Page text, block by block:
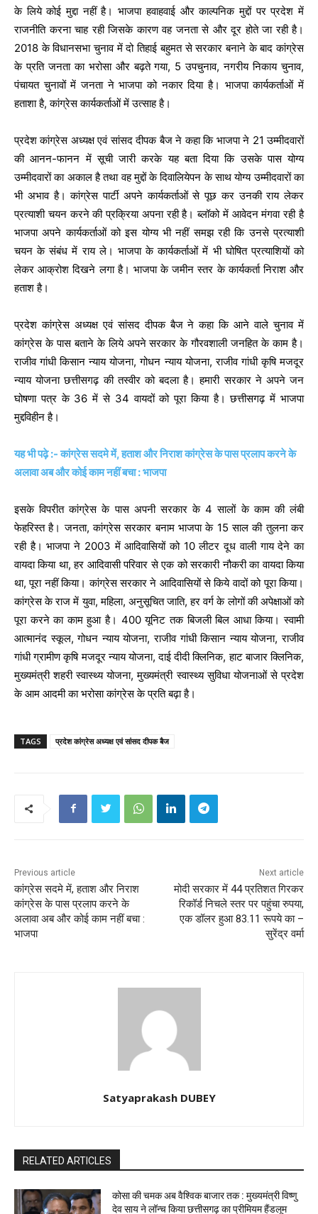
के लिये कोई मुद्दा नहीं है। भाजपा हवाहवाई और काल्पनिक मुद्दों पर प्रदेश में
राजनीति करना चाह रही जिसके कारण वह जनता से और दूर होते जा रही है।
2018 के विधानसभा चुनाव में दो तिहाई बहुमत से सरकार बनाने के बाद कांग्रेस
के प्रति जनता का भरोसा और बढ़ते गया, 5 उपचुनाव, नगरीय निकाय चुनाव,
पंचायत चुनावों में जनता ने भाजपा को नकार दिया है। भाजपा कार्यकर्ताओं में
हताशा है, कांग्रेस कार्यकर्ताओं में उत्साह है।
प्रदेश कांग्रेस अध्यक्ष एवं सांसद दीपक बैज ने कहा कि भाजपा ने 21 उम्मीदवारों
की आनन-फानन में सूची जारी करके यह बता दिया कि उसके पास योग्य
उम्मीदवारों का अकाल है तथा वह मुद्दों के दिवालियेपन के साथ योग्य उम्मीदवारों का
भी अभाव है। कांग्रेस पार्टी अपने कार्यकर्ताओं से पूछ कर उनकी राय लेकर
प्रत्याशी चयन करने की प्रक्रिया अपना रही है। ब्लॉको में आवेदन मंगवा रही है
भाजपा अपने कार्यकर्ताओं को इस योग्य भी नहीं समझ रही कि उनसे प्रत्याशी
चयन के संबंध में राय ले। भाजपा के कार्यकर्ताओं में भी घोषित प्रत्याशियों को
लेकर आक्रोश दिखने लगा है। भाजपा के जमीन स्तर के कार्यकर्ता निराश और
हताश है।
प्रदेश कांग्रेस अध्यक्ष एवं सांसद दीपक बैज ने कहा कि आने वाले चुनाव में
कांग्रेस के पास बताने के लिये अपने सरकार के गौरवशाली जनहित के काम है।
राजीव गांधी किसान न्याय योजना, गोधन न्याय योजना, राजीव गांधी कृषि मजदूर
न्याय योजना छत्तीसगढ़ की तस्वीर को बदला है। हमारी सरकार ने अपने जन
घोषणा पत्र के 36 में से 34 वायदों को पूरा किया है। छत्तीसगढ़ में भाजपा
मुद्दविहीन है।
यह भी पढ़े :- कांग्रेस सदमे में, हताश और निराश कांग्रेस के पास प्रलाप करने के
अलावा अब और कोई काम नहीं बचा : भाजपा
इसके विपरीत कांग्रेस के पास अपनी सरकार के 4 सालों के काम की लंबी
फेहरिस्त है। जनता, कांग्रेस सरकार बनाम भाजपा के 15 साल की तुलना कर
रही है। भाजपा ने 2003 में आदिवासियों को 10 लीटर दूध वाली गाय देने का
वायदा किया था, हर आदिवासी परिवार से एक को सरकारी नौकरी का वायदा किया
था, पूरा नहीं किया। कांग्रेस सरकार ने आदिवासियों से किये वादों को पूरा किया।
कांग्रेस के राज में युवा, महिला, अनुसूचित जाति, हर वर्ग के लोगों की अपेक्षाओं को
पूरा करने का काम हुआ है। 400 यूनिट तक बिजली बिल आधा किया। स्वामी
आत्मानंद स्कूल, गोधन न्याय योजना, राजीव गांधी किसान न्याय योजना, राजीव
गांधी ग्रामीण कृषि मजदूर न्याय योजना, दाई दीदी क्लिनिक, हाट बाजार क्लिनिक,
मुख्यमंत्री शहरी स्वास्थ्य योजना, मुख्यमंत्री स्वास्थ्य सुविधा योजनाओं से प्रदेश
के आम आदमी का भरोसा कांग्रेस के प्रति बढ़ा है।
TAGS प्रदेश कांग्रेस अध्यक्ष एवं सांसद दीपक बैज
Previous article
कांग्रेस सदमे में, हताश और निराश
कांग्रेस के पास प्रलाप करने के
अलावा अब और कोई काम नहीं बचा :
भाजपा
Next article
मोदी सरकार में 44 प्रतिशत गिरकर
रिकॉर्ड निचले स्तर पर पहुंचा रुपया,
एक डॉलर हुआ 83.11 रूपये का –
सुरेंद्र वर्मा
Satyaprakash DUBEY
RELATED ARTICLES
कोसा की चमक अब वैश्विक बाजार तक : मुख्यमंत्री विष्णु
देव साय ने लॉन्च किया छत्तीसगढ़ का प्रीमियम हैंडलूम